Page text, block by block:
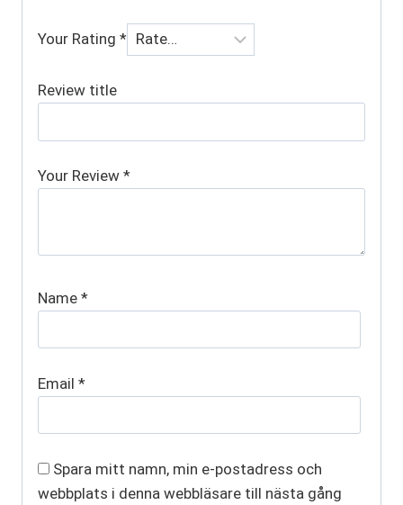
Your Rating *
Review title
Your Review *
Name *
Email *
Spara mitt namn, min e-postadress och
webbplats i denna webbläsare till nästa gång